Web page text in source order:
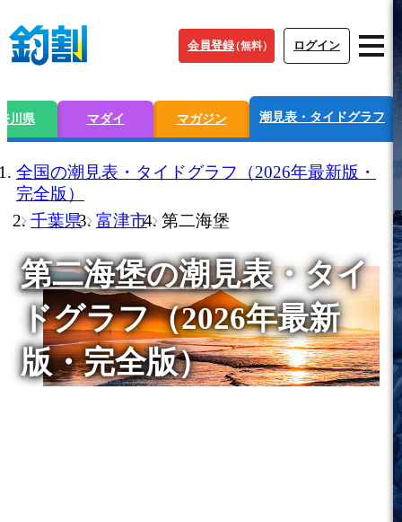
会員登録（無料） ログイン
川県 マダイ マガジン 潮見表・タイドグラフ
全国の潮見表・タイドグラフ（2026年最新版・
完全版）
千葉県
富津市 第二海堡
第二海堡の潮見表・タイ
ドグラフ（2026年最新
版・完全版）